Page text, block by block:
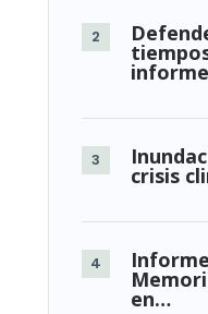
crisis
en…